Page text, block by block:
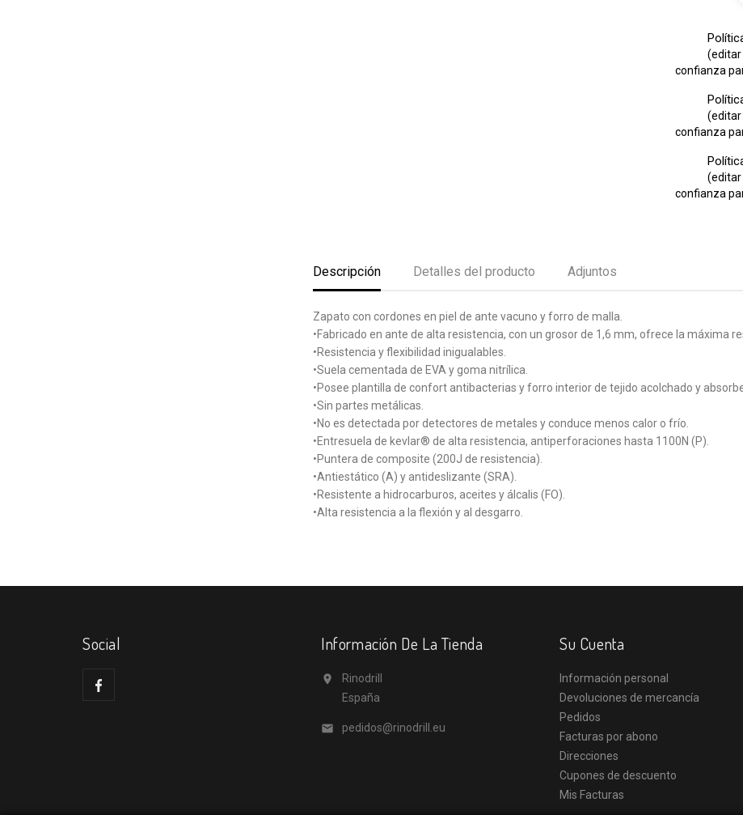
(editar
confianza
(editar
confianza
(editar
confianza
Descripción Detalles del producto Adjuntos
Zapato con cordones en piel de ante vacuno y forro de malla.
•Fabricado en ante de alta resistencia, con un grosor de 1,6 mm, ofrece la máxima
•Resistencia y flexibilidad inigualables.
•Suela cementada de EVA y goma nitrílica.
•Posee plantilla de confort antibacterias y forro interior de tejido acolchado y
•Sin partes metálicas.
•No es detectada por detectores de metales y conduce menos calor o frío.
•Entresuela de kevlar® de alta resistencia, antiperforaciones hasta 1100N (P).
•Puntera de composite (200J de resistencia).
•Antiestático (A) y antideslizante (SRA).
•Resistente a hidrocarburos, aceites y álcalis (FO).
•Alta resistencia a la flexión y al desgarro.
Social Información De La Tienda

Rinodrill
España
 pedidos@rinodrill.eu
Su Cuenta
Información personal
Devoluciones de mercancía
Pedidos
Facturas por abono
Direcciones
Cupones de descuento
Mis Facturas